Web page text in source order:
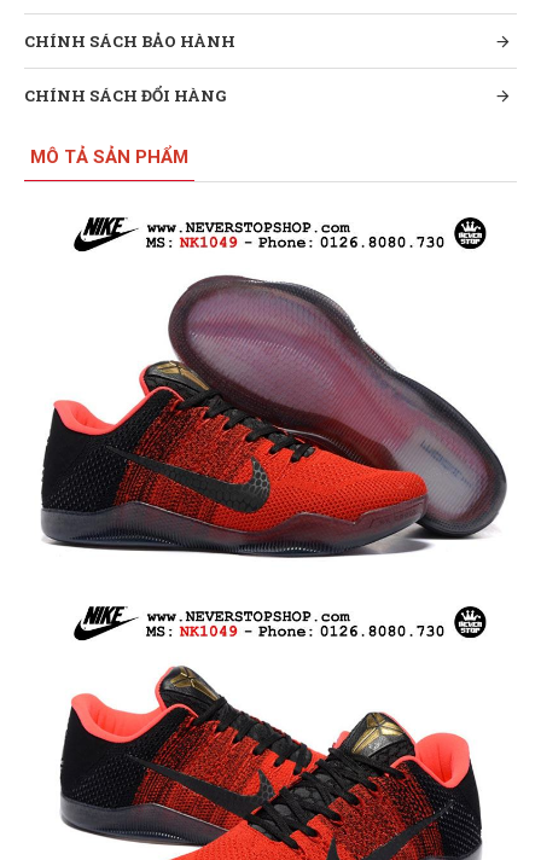
CHÍNH SÁCH BẢO HÀNH
CHÍNH SÁCH ĐỔI HÀNG
MÔ TẢ SẢN PHẨM